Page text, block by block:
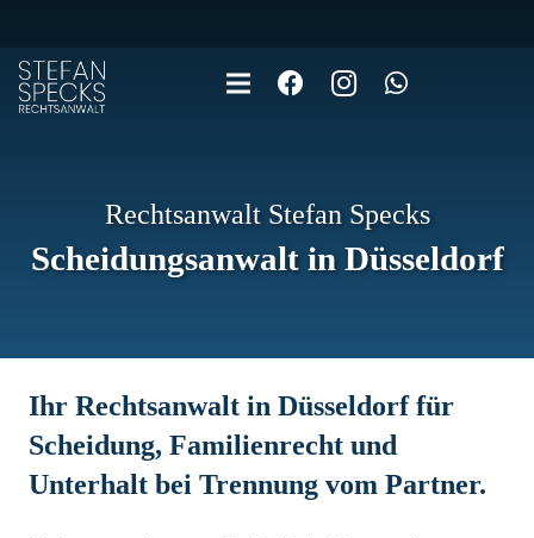
Rechtsanwalt Stefan Specks
Scheidungsanwalt in Düsseldorf
Ihr Rechtsanwalt in Düsseldorf für
Scheidung, Familienrecht und
Unterhalt bei Trennung vom Partner.